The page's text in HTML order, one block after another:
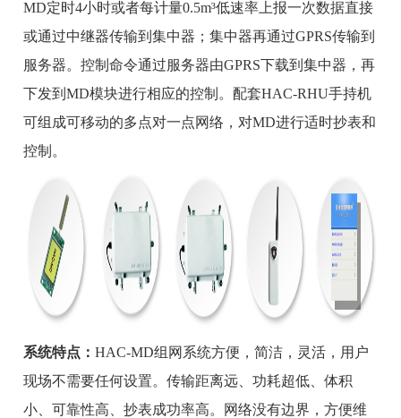
MD定时4小时或者每计量0.5m³低速率上报一次数据直接
或通过中继器传输到集中器；集中器再通过GPRS传输到
服务器。控制命令通过服务器由GPRS下载到集中器，再
下发到MD模块进行相应的控制。配套HAC-RHU手持机
可组成可移动的多点对一点网络，对MD进行适时抄表和
控制。
系统特点： HAC-MD组网系统方便，简洁，灵活，用户
现场不需要任何设置。传输距离远、功耗超低、体积
小、可靠性高、抄表成功率高。网络没有边界，方便维